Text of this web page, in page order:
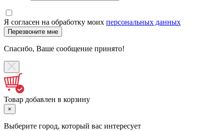
Я согласен на обработку моих персональных данных
Спасибо, Ваше сообщение принято!
Товар добавлен в корзину
×
Выберите город, который вас интересует